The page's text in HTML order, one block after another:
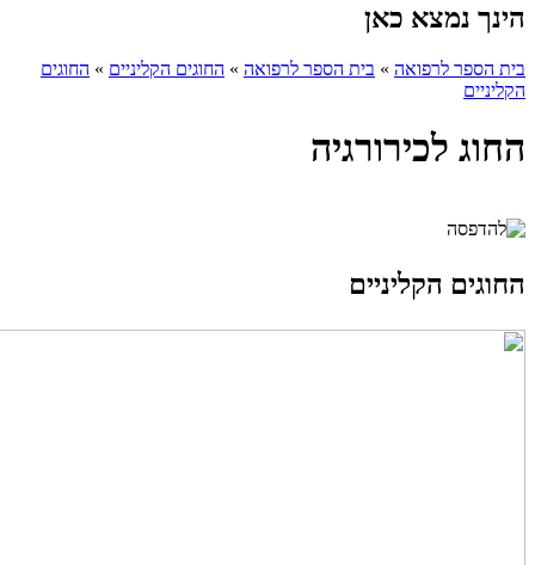
הינך נמצא כאן
בית הספר לרפואה » בית הספר לרפואה » החוגים הקליניים » החוגים
הקליניים
החוג לכירורגיה
החוגים הקליניים